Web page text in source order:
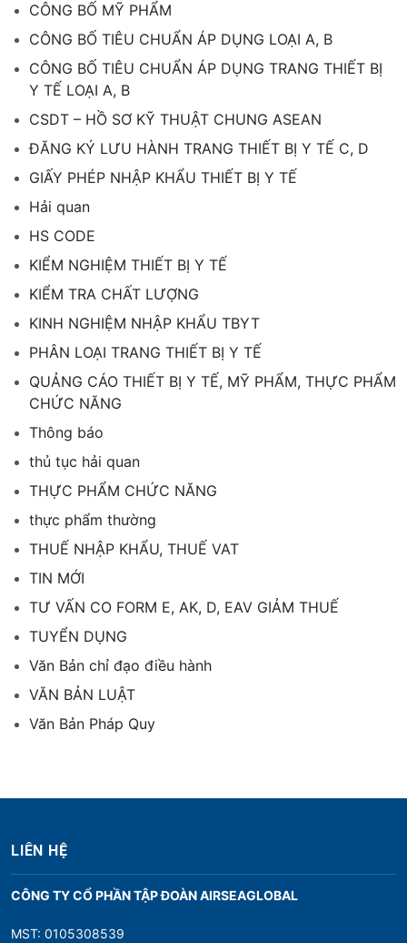
CÔNG BỐ MỸ PHẨM
CÔNG BỐ TIÊU CHUẨN ÁP DỤNG LOẠI A, B
CÔNG BỐ TIÊU CHUẨN ÁP DỤNG TRANG THIẾT BỊ
Y TẾ LOẠI A, B
CSDT – HỒ SƠ KỸ THUẬT CHUNG ASEAN
ĐĂNG KÝ LƯU HÀNH TRANG THIẾT BỊ Y TẾ C, D
GIẤY PHÉP NHẬP KHẨU THIẾT BỊ Y TẾ
Hải quan
HS CODE
KIỂM NGHIỆM THIẾT BỊ Y TẾ
KIỂM TRA CHẤT LƯỢNG
KINH NGHIỆM NHẬP KHẨU TBYT
PHÂN LOẠI TRANG THIẾT BỊ Y TẾ
QUẢNG CÁO THIẾT BỊ Y TẾ, MỸ PHẨM, THỰC PHẨM
CHỨC NĂNG
Thông báo
thủ tục hải quan
THỰC PHẨM CHỨC NĂNG
thực phẩm thường
THUẾ NHẬP KHẨU, THUẾ VAT
TIN MỚI
TƯ VẤN CO FORM E, AK, D, EAV GIẢM THUẾ
TUYỂN DỤNG
Văn Bản chỉ đạo điều hành
VĂN BẢN LUẬT
Văn Bản Pháp Quy
LIÊN HỆ
CÔNG TY CỔ PHẦN TẬP ĐOÀN AIRSEAGLOBAL
MST: 0105308539